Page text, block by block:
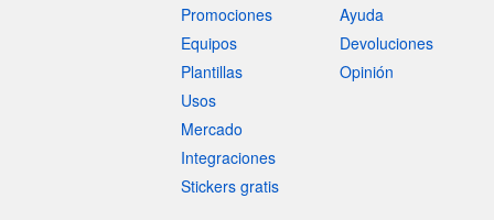
Promociones
Equipos
Plantillas
Usos
Mercado
Integraciones
Stickers gratis
Ayuda
Devoluciones
Opinión